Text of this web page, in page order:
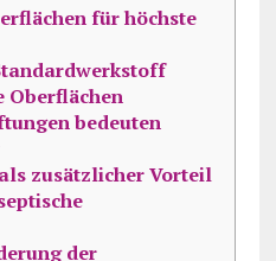
für höchste
bedeuten
zusätzlicher Vorteil
der